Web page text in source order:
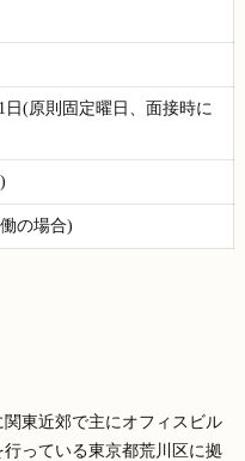
日(原則固定曜日、面接時に
の場合)
東近郊で主にオフィスビル
っている東京都荒川区に拠